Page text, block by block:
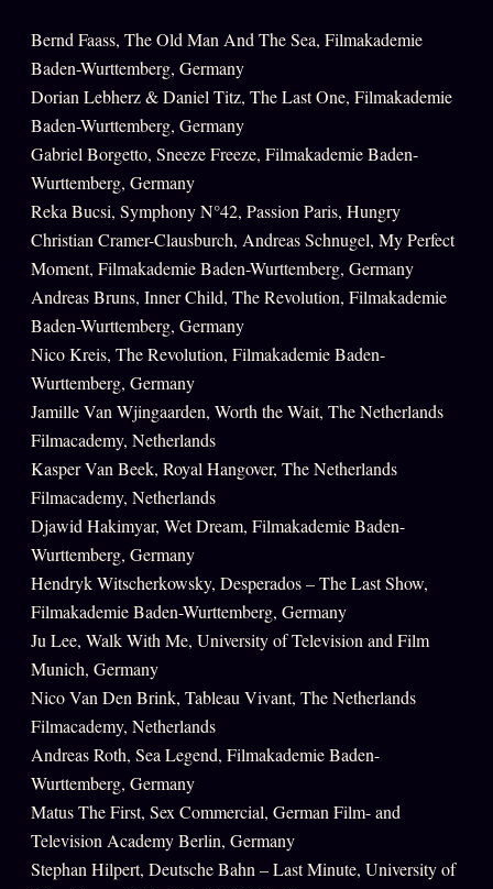
Mécène
Témoignages85 000
Lectures des sœurs
Bienvenue nouveau membre
Manifeste pricing
Z/S SYSTEMS
z/S SYSTEMS2026
BRAINS MODELS
GENERIC ARCHITECTS 2018
Archives SMK26 TRANSM.
SMK Manifeste
Gossip Manifeste
Gossip Pacte
Infofiction
Prophétie confirmée
À propos
Founders
Bernd Faass, The Old Man And The Sea, Filmakademie
Baden-Wurttemberg, Germany
Dorian Lebherz & Daniel Titz, The Last One, Filmakademie
Baden-Wurttemberg, Germany
Gabriel Borgetto, Sneeze Freeze, Filmakademie Baden-
Wurttemberg, Germany
Reka Bucsi, Symphony N°42, Passion Paris, Hungry
Christian Cramer-Clausburch, Andreas Schnugel, My Perfect
Moment, Filmakademie Baden-Wurttemberg, Germany
Andreas Bruns, Inner Child, The Revolution, Filmakademie
Baden-Wurttemberg, Germany
Nico Kreis, The Revolution, Filmakademie Baden-
Wurttemberg, Germany
Jamille Van Wjingaarden, Worth the Wait, The Netherlands
Filmacademy, Netherlands
Kasper Van Beek, Royal Hangover, The Netherlands
Filmacademy, Netherlands
Djawid Hakimyar, Wet Dream, Filmakademie Baden-
Wurttemberg, Germany
Hendryk Witscherkowsky, Desperados – The Last Show,
Filmakademie Baden-Wurttemberg, Germany
Ju Lee, Walk With Me, University of Television and Film
Munich, Germany
Nico Van Den Brink, Tableau Vivant, The Netherlands
Filmacademy, Netherlands
Andreas Roth, Sea Legend, Filmakademie Baden-
Wurttemberg, Germany
Matus The First, Sex Commercial, German Film- and
Television Academy Berlin, Germany
Stephan Hilpert, Deutsche Bahn – Last Minute, University of